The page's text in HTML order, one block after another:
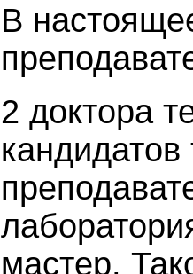
В
2 доктора
кандидатов
мастер.